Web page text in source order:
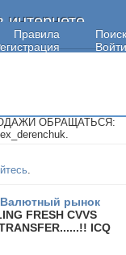
интернете
Правила
Поиск
Войти
ОБРАЩАТЬСЯ:
Валютный рынок
FRESH CVVS
ICQ